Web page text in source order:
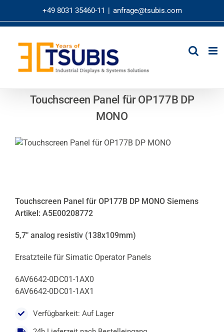
springen
+49 8031 35460-11 | anfrage@tsubis.com
Touchscreen Panel für OP177B DP
MONO
Touchscreen Panel für OP177B DP MONO Siemens
Artikel: A5E00208772
5,7″ analog resistiv (138x109mm)
Ersatzteile für Simatic Operator Panels
6AV6642-0DC01-1AX0
6AV6642-0DC01-1AX1
Verfügbarkeit: Auf Lager